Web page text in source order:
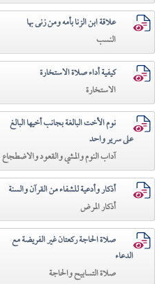
علاقة ابن الزنا بأمه ومن زنى بها
النسب
كيفية أداء صلاة الاستخارة
الاستخارة
نوم الأخت البالغة بجانب أخيها البالغ
على سرير واحد
آداب النوم والمشي والقعود والاضطجاع
أذكار وأدعية للشفاء من القرآن والسنة
أذكار المرض
صلاة الحاجة ركعتان غير الفريضة مع
الدعاء
صلاة التسابيح والحاجة